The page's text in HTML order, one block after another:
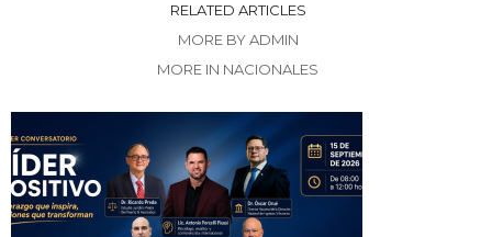
RELATED ARTICLES
MORE BY ADMIN
MORE IN NACIONALES